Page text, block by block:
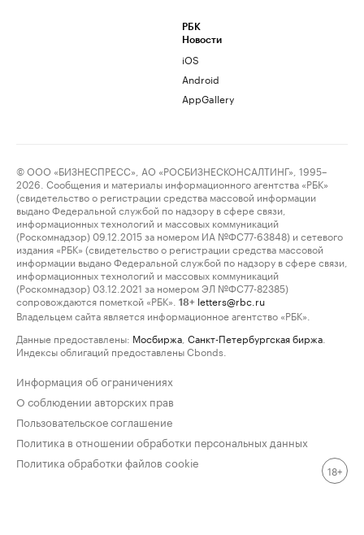
РБК
Новости
iOS
Android
AppGallery
© ООО «БИЗНЕСПРЕСС», АО «РОСБИЗНЕСКОНСАЛТИНГ», 1995–
2026. Сообщения и материалы информационного агентства «РБК»
(свидетельство о регистрации средства массовой информации
выдано Федеральной службой по надзору в сфере связи,
информационных технологий и массовых коммуникаций
(Роскомнадзор) 09.12.2015 за номером ИА №ФС77-63848) и сетевого
издания «РБК» (свидетельство о регистрации средства массовой
информации выдано Федеральной службой по надзору в сфере связи,
информационных технологий и массовых коммуникаций
(Роскомнадзор) 03.12.2021 за номером ЭЛ №ФС77-82385)
сопровождаются пометкой «РБК».
18+ letters@rbc.ru
Владельцем сайта является информационное агентство «РБК».
Данные предоставлены: Мосбиржа Санкт-Петербургская биржа
Индексы облигаций предоставлены Cbonds.
Информация об ограничениях
О соблюдении авторских прав
Пользовательское соглашение
Политика в отношении обработки персональных данных
Политика обработки файлов cookie
18+